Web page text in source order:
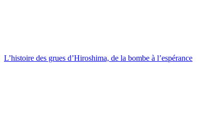
L’histoire des grues d’Hiroshima, de la bombe à l’espérance